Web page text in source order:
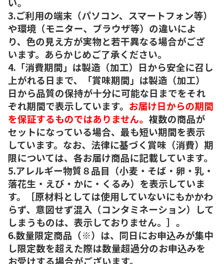
3.ご利用の端末（パソコン、スマートフォン等）
や環境（モニター、ブラウザ等）の違いによ
り、色の見え方が実物と若干異なる場合がござ
います。あらかじめご了承ください。
4.「消費期間」は製造（加工）日から安全に召し
上がれる日まで、「賞味期間」は製造（加工）
日から品質の保持が十分に可能な日までをそれ
ぞれ期間で表示しています。 お届け日からの期間
を保証するものではありません。 複数の商品が
セットになっている場合、最も短い期間を表示
しています。なお、法律に基づく賞味（消費）期
限については、各お届け商品に記載しています。
5.アレルギー物質８品目（小麦・そば・卵・乳・
落花生・えび・かに・くるみ）を表示していま
す。［原材料としては使用していないにもかかわ
らず、意図せず混入（コンタミネーション）して
しまうものは、表示しておりません。］。
6.数量限定商品（※）は、同日にお申込みが集中
し限定数を超えた際は数量超過分のお申込みを
お受けする場合がございます。